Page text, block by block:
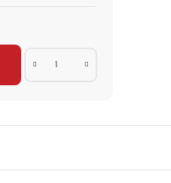
شیلنگ
پارت